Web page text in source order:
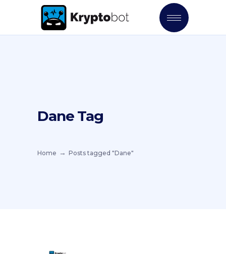
Dane Tag
Home Posts tagged "Dane"